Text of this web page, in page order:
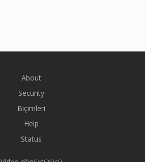
About
Security
Biçimleri
Help
Status